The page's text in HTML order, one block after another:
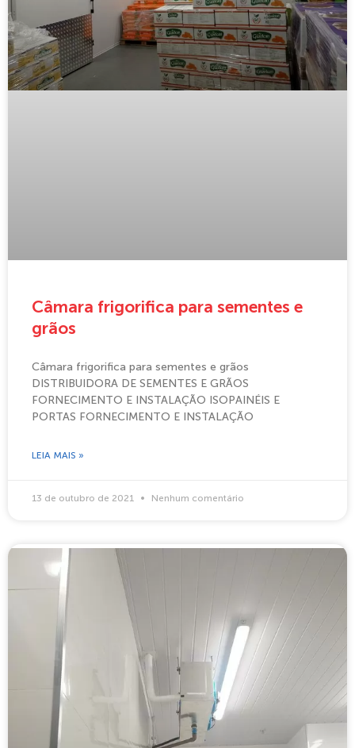
Câmara frigorifica para sementes e
grãos
Câmara frigorifica para sementes e grãos
DISTRIBUIDORA DE SEMENTES E GRÃOS
FORNECIMENTO E INSTALAÇÃO ISOPAINÉIS E
PORTAS FORNECIMENTO E INSTALAÇÃO
LEIA MAIS »
13 de outubro de 2021 Nenhum comentário